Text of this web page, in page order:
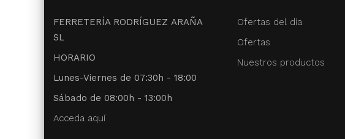
FERRETERÍA RODRÍGUEZ ARAÑA
SL
HORARIO
Lunes-Viernes de 07:30h - 18:00
Sábado de 08:00h - 13:00h
Acceda aquí
Ofertas del día
Ofertas
Nuestros productos